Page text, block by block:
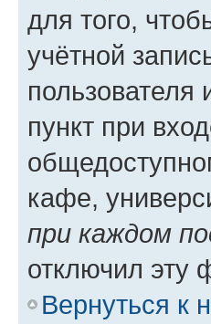
для того,
учётной
пункт при
кафе,
при каждом
отключил эту
Вернуться к